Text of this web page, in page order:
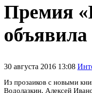
Премия
30 августа 2016 13:08
Из прозаиков с новыми
Водолазкин, Алексей